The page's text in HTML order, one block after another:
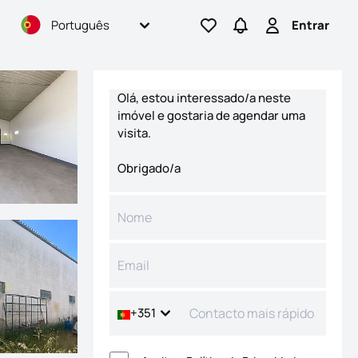
Português Ir para os favoritos
Ir para pesquisas
Entrar
Entrar
+351